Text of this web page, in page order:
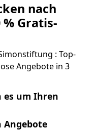
nach
Gratis-
: Top-
Angebote in 3
es um Ihren
Angebote